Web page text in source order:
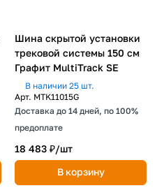
Шина скрытой установки
трековой системы 150 см
Графит MultiTrack SE
В наличии 25 шт.
Арт. MTK11015G
Доставка до 14 дней, по 100%
предоплате
18 483 ₽/шт
В корзину